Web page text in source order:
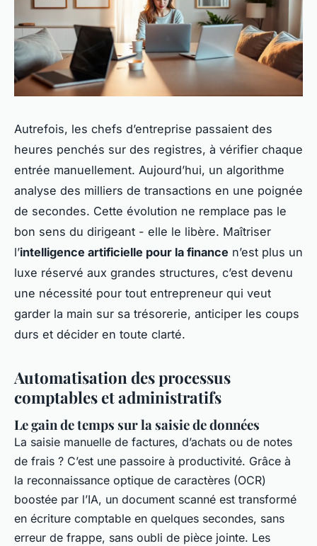
Autrefois, les chefs d’entreprise passaient des
heures penchés sur des registres, à vérifier chaque
entrée manuellement. Aujourd’hui, un algorithme
analyse des milliers de transactions en une poignée
de secondes. Cette évolution ne remplace pas le
bon sens du dirigeant - elle le libère. Maîtriser
l’intelligence artificielle pour la finance n’est plus un
luxe réservé aux grandes structures, c’est devenu
une nécessité pour tout entrepreneur qui veut
garder la main sur sa trésorerie, anticiper les coups
durs et décider en toute clarté.
Automatisation des processus
comptables et administratifs
Le gain de temps sur la saisie de données
La saisie manuelle de factures, d’achats ou de notes
de frais ? C’est une passoire à productivité. Grâce à
la reconnaissance optique de caractères (OCR)
boostée par l’IA, un document scanné est transformé
en écriture comptable en quelques secondes, sans
erreur de frappe, sans oubli de pièce jointe. Les